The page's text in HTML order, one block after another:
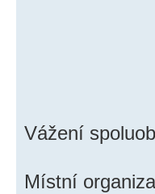
Vážení
Místní